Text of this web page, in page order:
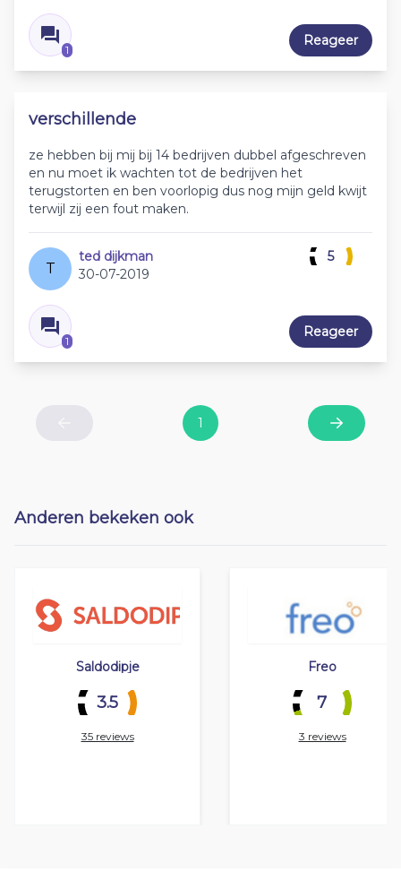
1
Reageer
verschillende
ze hebben bij mij bij 14 bedrijven dubbel afgeschreven
en nu moet ik wachten tot de bedrijven het
terugstorten en ben voorlopig dus nog mijn geld kwijt
terwijl zij een fout maken.
T
ted dijkman
30-07-2019
1
5
Reageer
1 Next
Anderen bekeken ook
Saldodipje
3.5
35 reviews
Freo
7
3 reviews